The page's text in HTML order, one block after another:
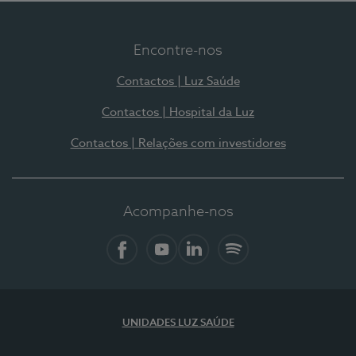
Encontre-nos
Contactos | Luz Saúde
Contactos | Hospital da Luz
Contactos | Relações com investidores
Acompanhe-nos
UNIDADES LUZ SAÚDE